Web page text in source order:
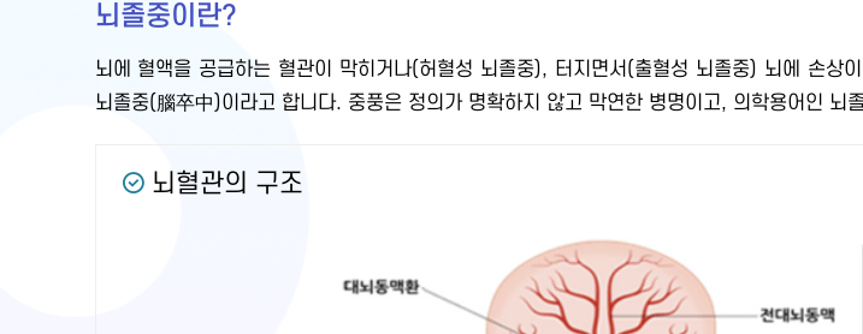
뇌졸중이란?
뇌에 혈액을 공급하는 혈관이 막히거나(허혈성 뇌졸중), 터지면서(출혈성 뇌졸중) 뇌에 손
뇌졸중(腦卒中)이라고 합니다. 중풍은 정의가 명확하지 않고 막연한 병명이고, 의학용어인 뇌
뇌혈관의 구조